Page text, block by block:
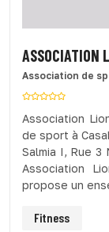
ASSOCIATION
Association de
Association
de sport à
Salmia I, Rue 3
Association
propose un
Fitness